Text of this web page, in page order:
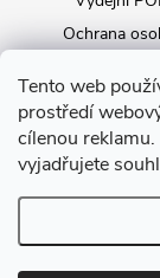
Tento web
prostředí
cílenou
vyjadřujete
Ochrana
Copyright 2026